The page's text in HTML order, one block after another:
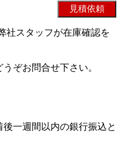
社スタッフが在庫確認を
ぞお問合せ下さい。
一週間以内の銀行振込と